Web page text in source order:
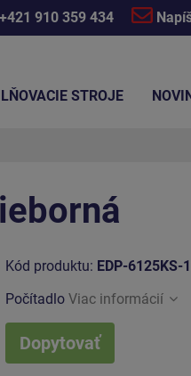
+421 910 359 434
Kód produktu: EDP-6125KS-
Počítadlo Viac informácií
Dopytovať
STROJE